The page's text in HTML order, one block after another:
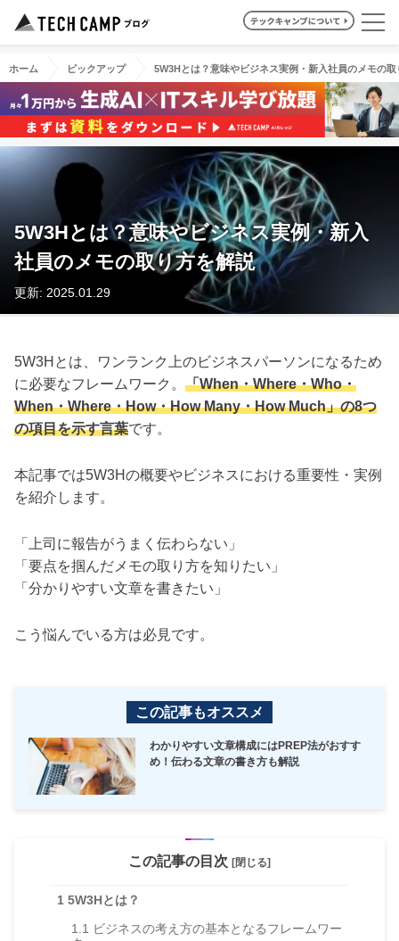
ホーム ピックアップ 5W3Hとは？意味やビジネス実例・新入社員のメモの取
5W3Hとは？意味やビジネス実例・新入
社員のメモの取り方を解説
更新: 2025.01.29
5W3Hとは、ワンランク上のビジネスパーソンになるため
に必要なフレームワーク。 「When・Where・Who・
When・Where・How・How Many・How Much」の8つ
の項目を示す言葉です。
本記事では5W3Hの概要やビジネスにおける重要性・実例
を紹介します。
「上司に報告がうまく伝わらない」
「要点を掴んだメモの取り方を知りたい」
「分かりやすい文章を書きたい」
こう悩んでいる方は必見です。
この記事もオススメ
わかりやすい文章構成にはPREP法がおすす
め！伝わる文章の書き方も解説
この記事の目次 [閉じる]
1 5W3Hとは？
1.1 ビジネスの考え方の基本となるフレームワー